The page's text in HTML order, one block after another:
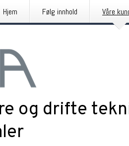
Hjem Følg innhold Våre
og drifte